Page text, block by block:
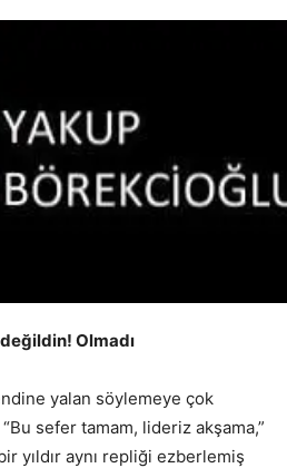
Olmadı
yalan söylemeye çok
sefer tamam, lideriz akşama,”
yıldır aynı repliği ezberlemiş